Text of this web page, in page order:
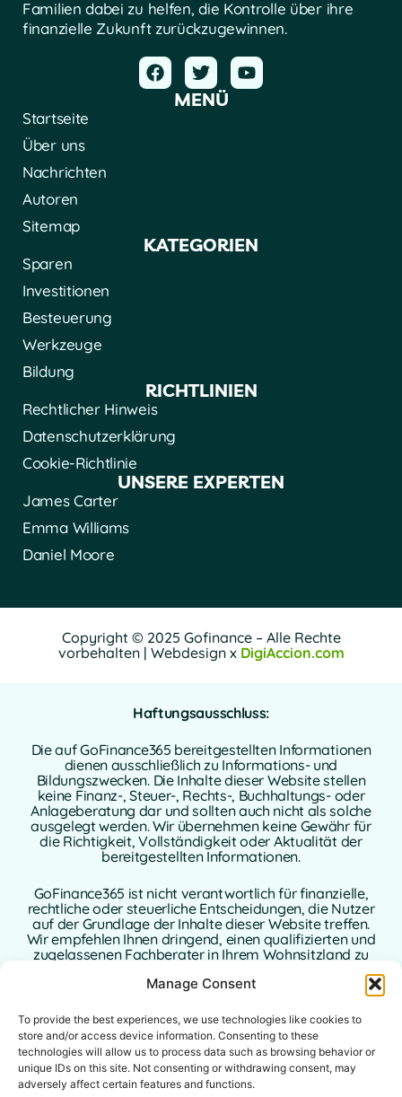
Manage Consent
To provide the best experiences, we use technologies like cookies to
store and/or access device information. Consenting to these
technologies will allow us to process data such as browsing behavior or
unique IDs on this site. Not consenting or withdrawing consent, may
adversely affect certain features and functions.
Familien dabei zu helfen, die Kontrolle über ihre
finanzielle Zukunft zurückzugewinnen.
MENÜ
Startseite
Über uns
Nachrichten
Autoren
Sitemap
KATEGORIEN
Sparen
Investitionen
Besteuerung
Werkzeuge
Bildung
RICHTLINIEN
Rechtlicher Hinweis
Datenschutzerklärung
Cookie-Richtlinie
UNSERE EXPERTEN
James Carter
Emma Williams
Daniel Moore
Copyright © 2025 Gofinance – Alle Rechte
vorbehalten | Webdesign x DigiAccion.com
Haftungsausschluss:
Die auf GoFinance365 bereitgestellten Informationen
dienen ausschließlich zu Informations- und
Bildungszwecken. Die Inhalte dieser Website stellen
keine Finanz-, Steuer-, Rechts-, Buchhaltungs- oder
Anlageberatung dar und sollten auch nicht als solche
ausgelegt werden. Wir übernehmen keine Gewähr für
die Richtigkeit, Vollständigkeit oder Aktualität der
bereitgestellten Informationen.
GoFinance365 ist nicht verantwortlich für finanzielle,
rechtliche oder steuerliche Entscheidungen, die Nutzer
auf der Grundlage der Inhalte dieser Website treffen.
Wir empfehlen Ihnen dringend, einen qualifizierten und
zugelassenen Fachberater in Ihrem Wohnsitzland zu
konsultieren, bevor Sie Entscheidungen bezüglich Ihrer
persönlichen oder geschäftlichen Finanzen treffen.
Mit der Nutzung dieser Website erklären Sie sich mit
diesem Haftungsausschluss vollständig einverstanden.
Weder GoFinance365 noch seine Autoren oder
Mitwirkenden übernehmen eine Haftung für direkte,
indirekte oder Folgeschäden, die sich aus der Nutzung